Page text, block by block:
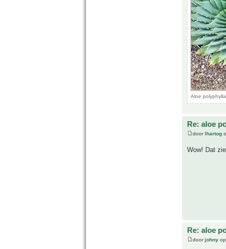
Aloe
Re: aloe
doorlhartog
Wow! Dat
Re: aloe
doorjohny